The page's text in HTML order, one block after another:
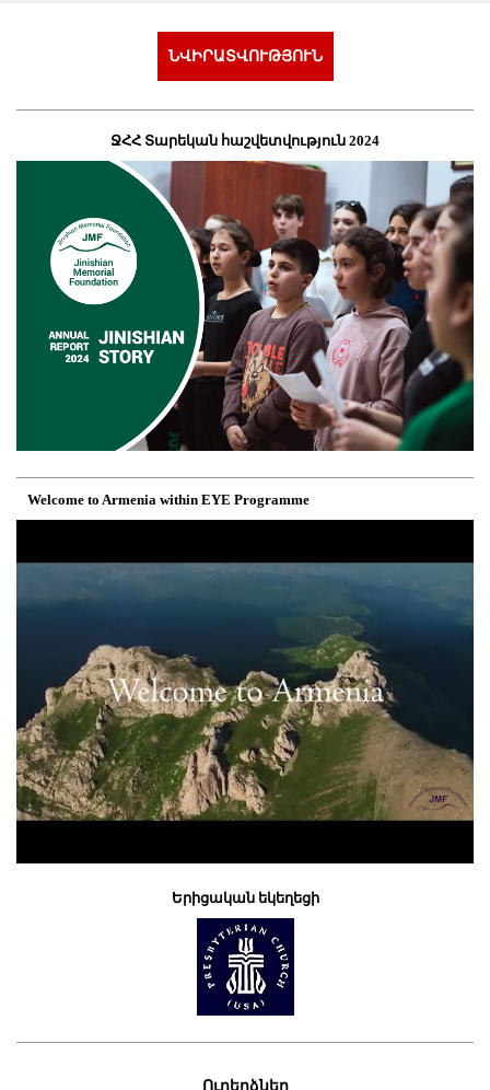
ՆՎԻՐԱՏՎՈՒԹՅՈՒՆ
ՋՀՀ Տարեկան հաշվետվություն 2024
Welcome to Armenia within EYE Programme
Երիցական եկեղեցի
Ուղերձներ